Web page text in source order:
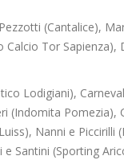
(Cantalice),
Calcio Tor Sapienza),
Lodigiani),
(Indomita Pomezia),
Nanni e Piccirilli
e Santini (Sporting